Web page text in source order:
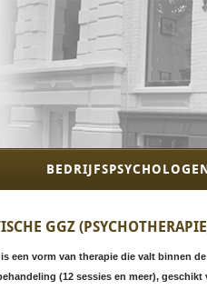
GGZ
een vorm van therapie die valt binnen
(12 sessies en meer),